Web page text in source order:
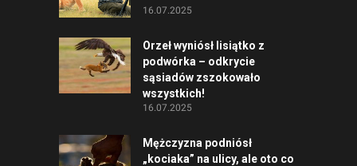
16.07.2025
Orzeł wyniósł lisiątko z
podwórka – odkrycie
sąsiadów zszokowało
wszystkich!
16.07.2025
Mężczyzna podniósł
„kociaka” na ulicy, ale oto co